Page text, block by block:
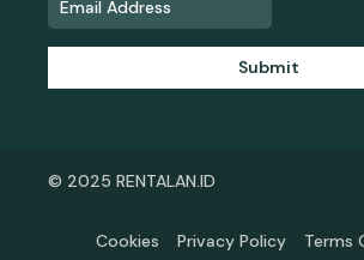
Submit
© 2025 RENTALAN.ID
Cookies Privacy Policy Terms